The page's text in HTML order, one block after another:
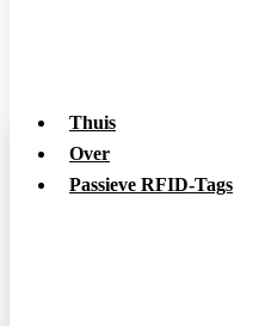
Thuis
Over
Passieve RFID-Tags